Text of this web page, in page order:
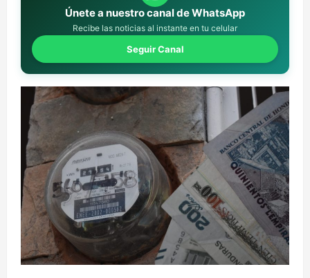
Únete a nuestro canal de WhatsApp
Recibe las noticias al instante en tu celular
Seguir Canal